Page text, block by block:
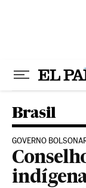
Brasil
GOVERNO